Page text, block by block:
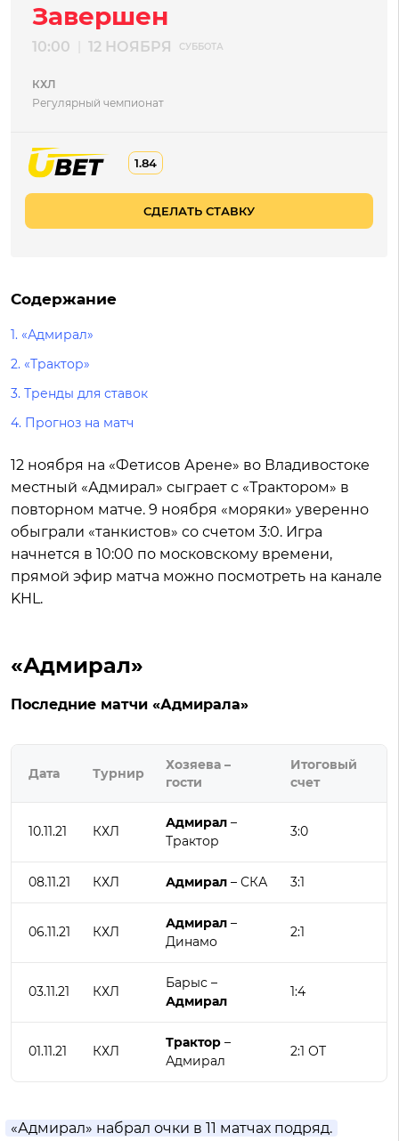
Завершен
10:00 12 НОЯБРЯ СУББОТА
КХЛ
Регулярный чемпионат
1.84
СДЕЛАТЬ СТАВКУ
Содержание
1. «Адмирал»
2. «Трактор»
3. Тренды для ставок
4. Прогноз на матч
12 ноября на «Фетисов Арене» во Владивостоке
местный «Адмирал» сыграет с «Трактором» в
повторном матче. 9 ноября «моряки» уверенно
обыграли «танкистов» со счетом 3:0. Игра
начнется в 10:00 по московскому времени,
прямой эфир матча можно посмотреть на канале
KHL.
«Адмирал»
Последние матчи «Адмирала»
Дата Турнир
Хозяева –
гости
Итоговый
счет
10.11.21 КХЛ
Адмирал –
Трактор
3:0
08.11.21 КХЛ Адмирал – СКА 3:1
06.11.21 КХЛ
Адмирал –
Динамо
2:1
03.11.21 КХЛ
Барыс –
Адмирал
1:4
01.11.21 КХЛ
Трактор –
Адмирал
2:1 ОТ
«Адмирал» набрал очки в 11 матчах подряд.